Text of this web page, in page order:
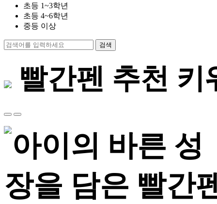
초등 1~3학년
초등 4~6학년
중등 이상
검색
빨간펜 추천 키